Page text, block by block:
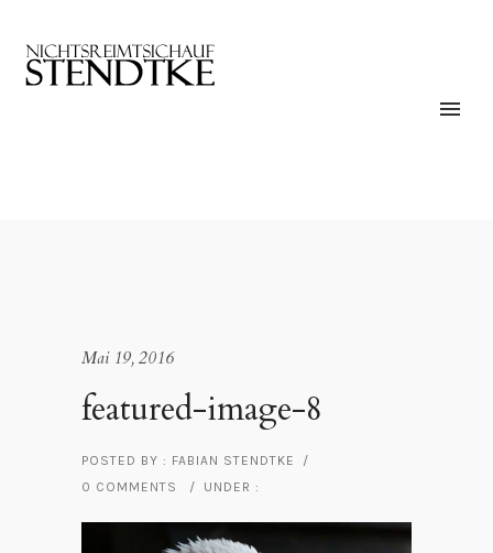
Mai 19, 2016
featured-image-8
POSTED BY : FABIAN STENDTKE
/
0 COMMENTS
/ UNDER :